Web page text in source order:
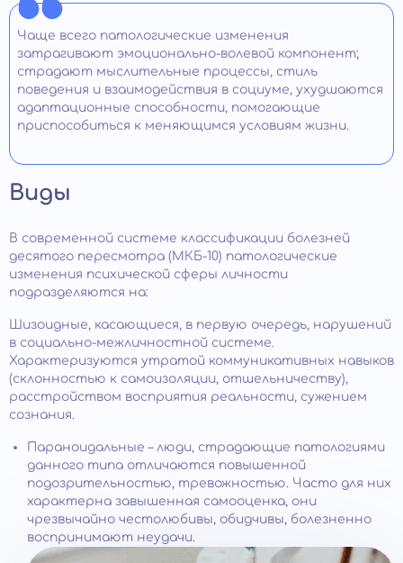
Чаще всего патологические изменения
затрагивают эмоционально-волевой компонент;
страдают мыслительные процессы, стиль
поведения и взаимодействия в социуме, ухудшаются
адаптационные способности, помогающие
приспособиться к меняющимся условиям жизни.
Виды
В современной системе классификации болезней
десятого пересмотра (МКБ-10) патологические
изменения психической сферы личности
подразделяются на:
Шизоидные, касающиеся, в первую очередь, нарушений
в социально-межличностной системе.
Характеризуются утратой коммуникативных навыков
(склонностью к самоизоляции, отшельничеству),
расстройством восприятия реальности, сужением
сознания.
Параноидальные – люди, страдающие патологиями
данного типа отличаются повышенной
подозрительностью, тревожностью. Часто для них
характерна завышенная самооценка, они
чрезвычайно честолюбивы, обидчивы, болезненно
воспринимают неудачи.